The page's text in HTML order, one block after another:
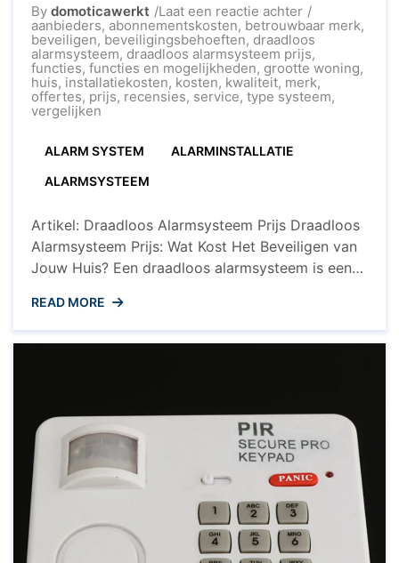
By domoticawerkt Laat een reactie achterop
Vergelijk
Draadloos
Alarmsysteem
Prijzen
voor
Jouw
Woning
aanbieders, abonnementskosten, betrouwbaar merk,
beveiligen, beveiligingsbehoeften, draadloos
alarmsysteem, draadloos alarmsysteem prijs,
functies, functies en mogelijkheden, grootte woning,
huis, installatiekosten, kosten, kwaliteit, merk,
offertes, prijs, recensies, service, type systeem,
vergelijken
ALARM SYSTEM
ALARMINSTALLATIE
ALARMSYSTEEM
Artikel: Draadloos Alarmsysteem Prijs Draadloos
Alarmsysteem Prijs: Wat Kost Het Beveiligen van
Jouw Huis? Een draadloos alarmsysteem is een
inbraken en ongewenste indringers. Maar wat
kost het eigenlijk om zo’n systeem aan te
READ MORE